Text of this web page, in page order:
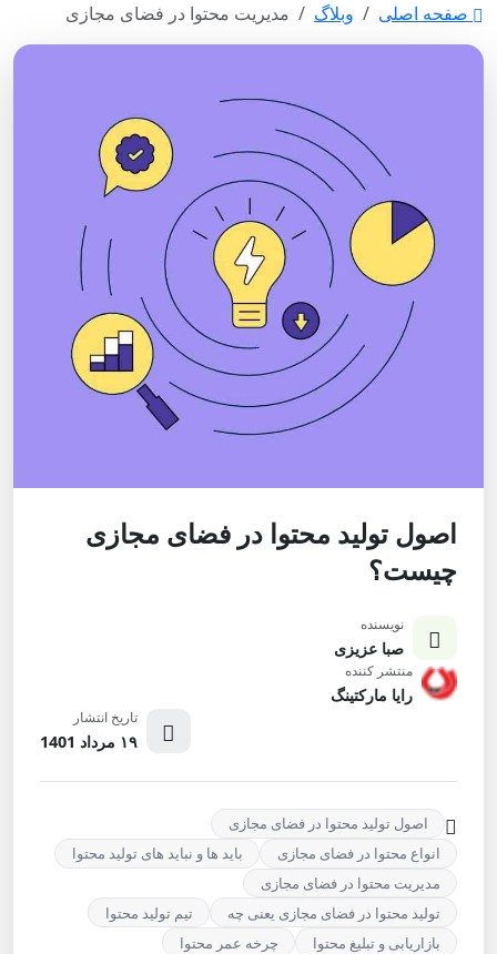
صفحه اصلی
وبلاگ مدیریت محتوا در فضای مجازی
اصول تولید محتوا در فضای مجازی
چیست؟
نویسنده
صبا عزیزی
منتشر کننده
رایا مارکتینگ
تاریخ انتشار
۱۹ مرداد 1401
اصول تولید محتوا در فضای مجازی
انواع محتوا در فضای مجازی
باید ها و نباید های تولید محتوا
مدیریت محتوا در فضای مجازی
تولید محتوا در فضای مجازی یعنی چه
تیم تولید محتوا
بازاریابی و تبلیغ محتوا
چرخه عمر محتوا